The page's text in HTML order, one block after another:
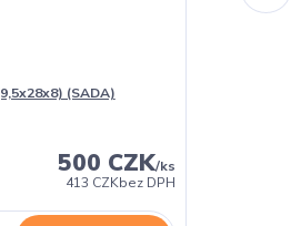
(SADA)
500 CZK/ks
413 CZKbez DPH